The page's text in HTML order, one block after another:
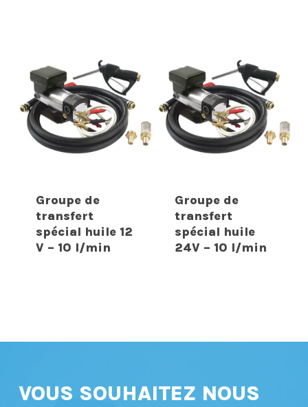
Groupe de
transfert
spécial huile 12
V – 10 l/min
Groupe de
transfert
spécial huile
24V – 10 l/min
VOUS SOUHAITEZ NOUS